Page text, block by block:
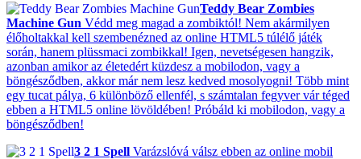
Teddy Bear Zombies
Machine Gun Védd meg magad a zombiktól! Nem akármilyen
élőholtakkal kell szembenézned az online HTML5 túlélő játék
során, hanem plüssmaci zombikkal! Igen, nevetségesen hangzik,
azonban amikor az életedért küzdesz a mobilodon, vagy a
böngésződben, akkor már nem lesz kedved mosolyogni! Több mint
egy tucat pálya, 6 különböző ellenfél, s számtalan fegyver vár téged
ebben a HTML5 online lövöldében! Próbáld ki mobilodon, vagy a
böngésződben!
3 2 1 Spell Varázslóvá válsz ebben az online mobil